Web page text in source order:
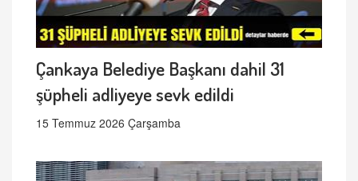
Çankaya Belediye Başkanı dahil 31
şüpheli adliyeye sevk edildi
15 Temmuz 2026 Çarşamba